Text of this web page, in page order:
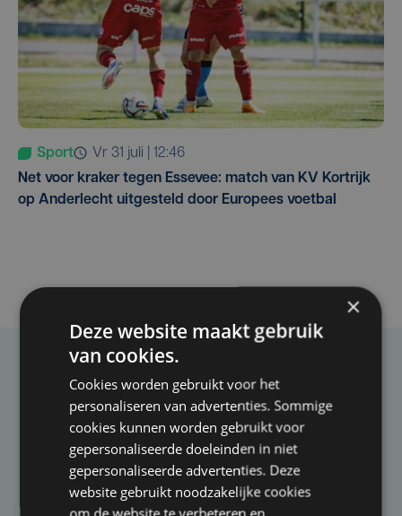
Sport
vr 31 juli | 12:46
Net voor kraker tegen Essevee: match van KV Kortrijk
op Anderlecht uitgesteld door Europees voetbal
Taalfout opgemerkt?
Heb je een taal- of schrijffout opgemerkt in dit
artikel?
Laat het ons weten
×
Deze website maakt gebruik
van cookies.
Cookies worden gebruikt voor het
personaliseren van advertenties. Sommige
cookies kunnen worden gebruikt voor
gepersonaliseerde doeleinden in niet
gepersonaliseerde advertenties. Deze
website gebruikt noodzakelijke cookies
om de website te verbeteren en